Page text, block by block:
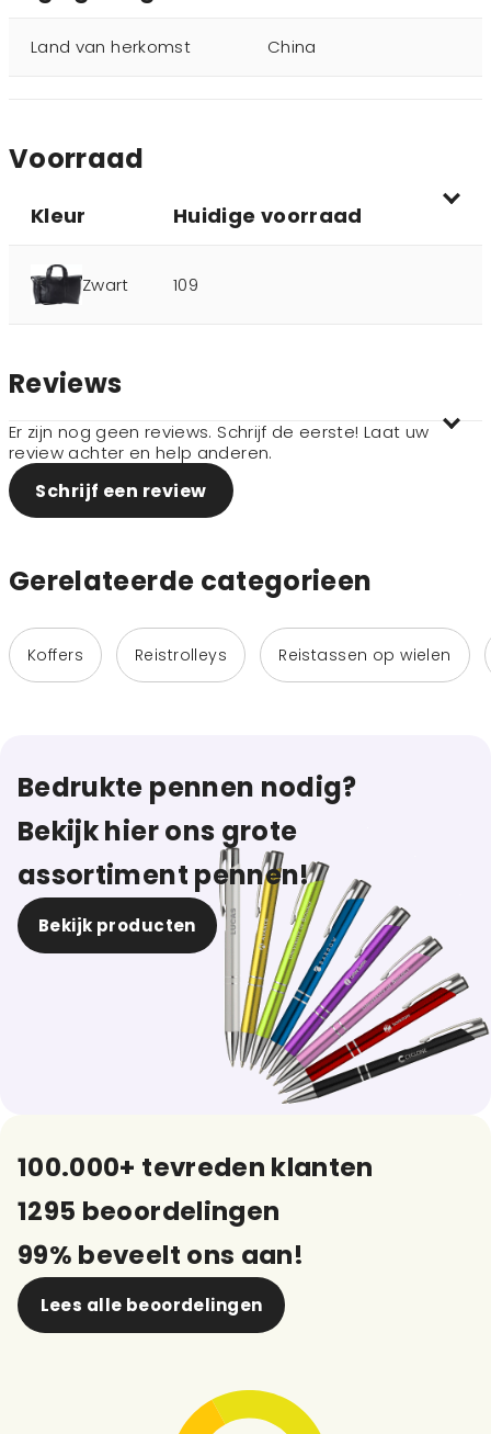
Land van herkomst China
Voorraad
Kleur Huidige voorraad
Zwart 109
Reviews
Er zijn nog geen reviews. Schrijf de eerste! Laat uw
review achter en help anderen.
Schrijf een review
Gerelateerde categorieen
Koffers Reistrolleys Reistassen op wielen
Bedrukte pennen nodig?
Bekijk hier ons grote
assortiment pennen!
Bekijk producten
100.000+ tevreden klanten
1295 beoordelingen
99% beveelt ons aan!
Lees alle beoordelingen